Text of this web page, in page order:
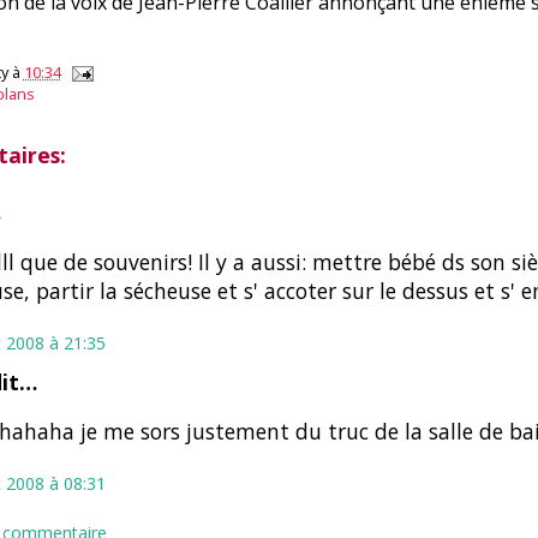
à 10:34
que de souvenirs! Il y a aussi: mettre bébé ds son
partir la sécheuse et s' accoter sur le dessus et s'
à 21:35
je me sors justement du truc de la salle de
à 08:31